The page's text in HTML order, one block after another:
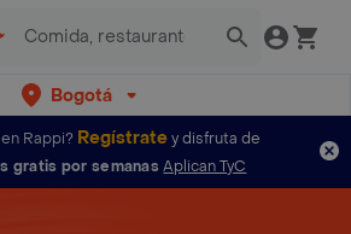
Bogotá
Rappi? Regístratey disfruta de
gratis por semanas Aplican TyC